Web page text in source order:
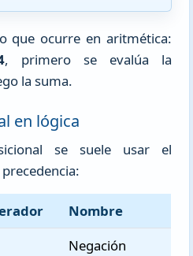
que ocurre en aritmética:
, primero se evalúa la
la suma.
en lógica
se suele usar el
Nombre
Negación